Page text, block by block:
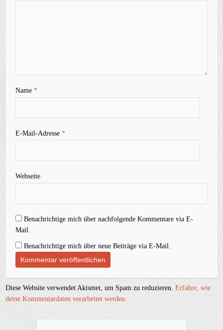
Name*
E-Mail-Adresse*
Webseite
Benachrichtige mich über nachfolgende Kommentare via E-
Mail.
Benachrichtige mich über neue Beiträge via E-Mail.
Diese Website verwendet Akismet, um Spam zu reduzieren.Erfahre, wie
deine Kommentardaten verarbeitet werden.